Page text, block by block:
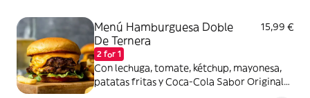
Menú Hamburguesa Doble
De Ternera
2 for 1
15,99 €
Con lechuga, tomate, kétchup, mayonesa,
patatas fritas y Coca-Cola Sabor Original